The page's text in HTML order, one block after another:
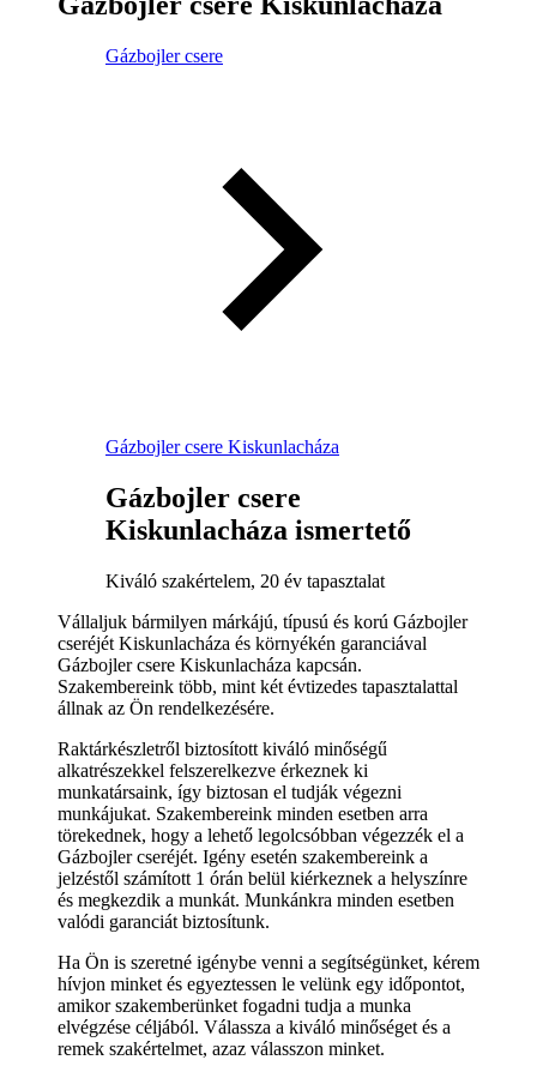
Gázbojler csere
Gázbojler csere Kiskunlacháza
Gázbojler csere
Kiskunlacháza ismertető
Kiváló szakértelem, 20 év tapasztalat
Vállaljuk bármilyen márkájú, típusú és korú Gázbojler
cseréjét Kiskunlacháza és környékén garanciával
Gázbojler csere Kiskunlacháza kapcsán.
Szakembereink több, mint két évtizedes tapasztalattal
állnak az Ön rendelkezésére.
Raktárkészletről biztosított kiváló minőségű
alkatrészekkel felszerelkezve érkeznek ki
munkatársaink, így biztosan el tudják végezni
munkájukat. Szakembereink minden esetben arra
törekednek, hogy a lehető legolcsóbban végezzék el a
Gázbojler cseréjét. Igény esetén szakembereink a
jelzéstől számított 1 órán belül kiérkeznek a helyszínre
és megkezdik a munkát. Munkánkra minden esetben
valódi garanciát biztosítunk.
Ha Ön is szeretné igénybe venni a segítségünket, kérem
hívjon minket és egyeztessen le velünk egy időpontot,
amikor szakemberünket fogadni tudja a munka
elvégzése céljából. Válassza a kiváló minőséget és a
remek szakértelmet, azaz válasszon minket.